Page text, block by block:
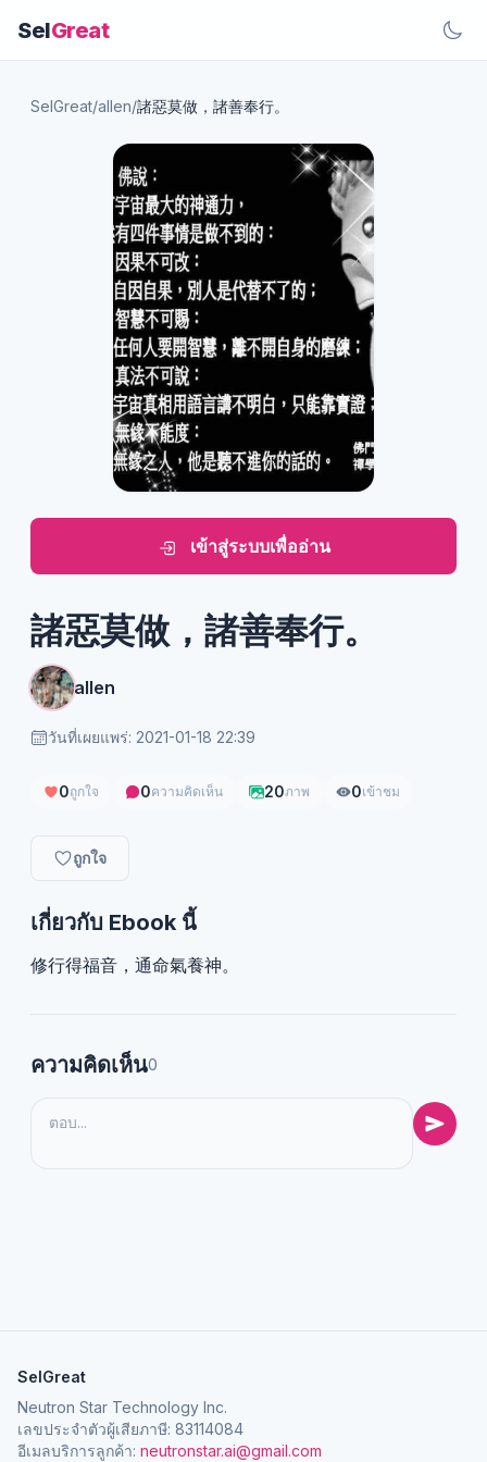
SelGreat
SelGreat/allen/諸惡莫做，諸善奉行。
เข้าสู่ระบบเพื่ออ่าน
諸惡莫做，諸善奉行。
allen
วันที่เผยแพร่: 2021-01-18 22:39
0ถูกใจ 0ความคิดเห็น 20ภาพ 0เข้าชม
ถูกใจ
เกี่ยวกับ Ebook นี้
修行得福音，通命氣養神。
ความคิดเห็น0
SelGreat
Neutron Star Technology Inc.
เลขประจำตัวผู้เสียภาษี: 83114084
อีเมลบริการลูกค้า: neutronstar.ai@gmail.com